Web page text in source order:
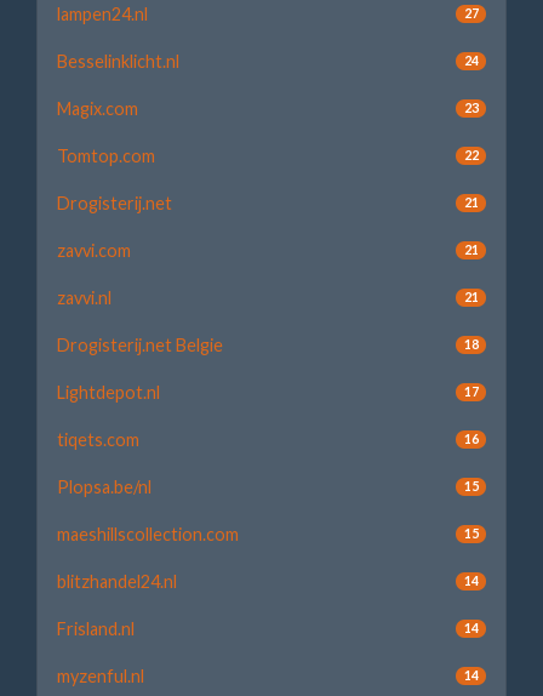
lampen24.nl 27
Besselinklicht.nl 24
Magix.com 23
Tomtop.com 22
Drogisterij.net 21
zavvi.com 21
zavvi.nl 21
Drogisterij.net Belgie 18
Lightdepot.nl 17
tiqets.com 16
Plopsa.be/nl 15
maeshillscollection.com 15
blitzhandel24.nl 14
Frisland.nl 14
myzenful.nl 14